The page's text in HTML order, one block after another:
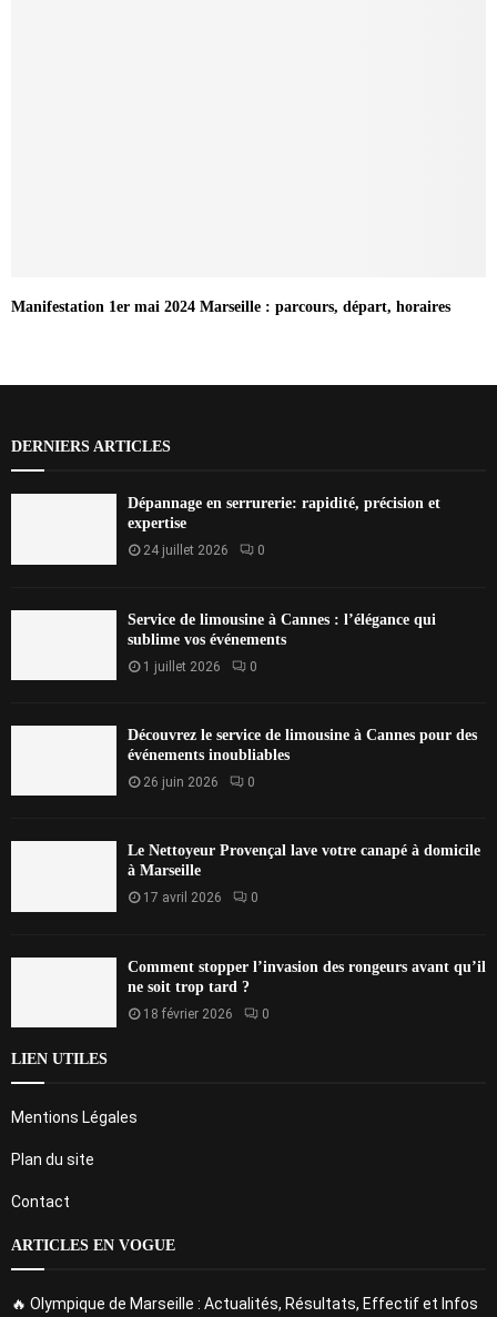
Manifestation 1er mai 2024 Marseille : parcours, départ, horaires
DERNIERS ARTICLES
Dépannage en serrurerie: rapidité, précision et
expertise
24 juillet 2026 0
Service de limousine à Cannes : l’élégance qui
sublime vos événements
1 juillet 2026 0
Découvrez le service de limousine à Cannes pour des
événements inoubliables
26 juin 2026 0
Le Nettoyeur Provençal lave votre canapé à domicile
à Marseille
17 avril 2026 0
Comment stopper l’invasion des rongeurs avant qu’il
ne soit trop tard ?
18 février 2026 0
LIEN UTILES
Mentions Légales
Plan du site
Contact
ARTICLES EN VOGUE
🔥 Olympique de Marseille : Actualités, Résultats, Effectif et Infos